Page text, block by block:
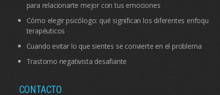
para relacionarte mejor con tus emociones
Cómo elegir psicólogo: qué significan los diferentes enfoques
terapéuticos
Cuando evitar lo que sientes se convierte en el problema
Trastorno negativista desafiante
CONTACTO